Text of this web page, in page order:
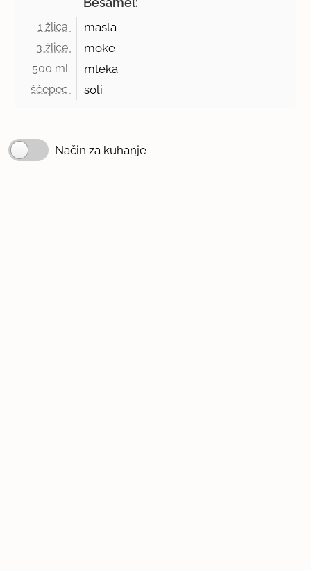
1 žlica masla
3 žlice moke
500 ml mleka
ščepec soli
Način za kuhanje